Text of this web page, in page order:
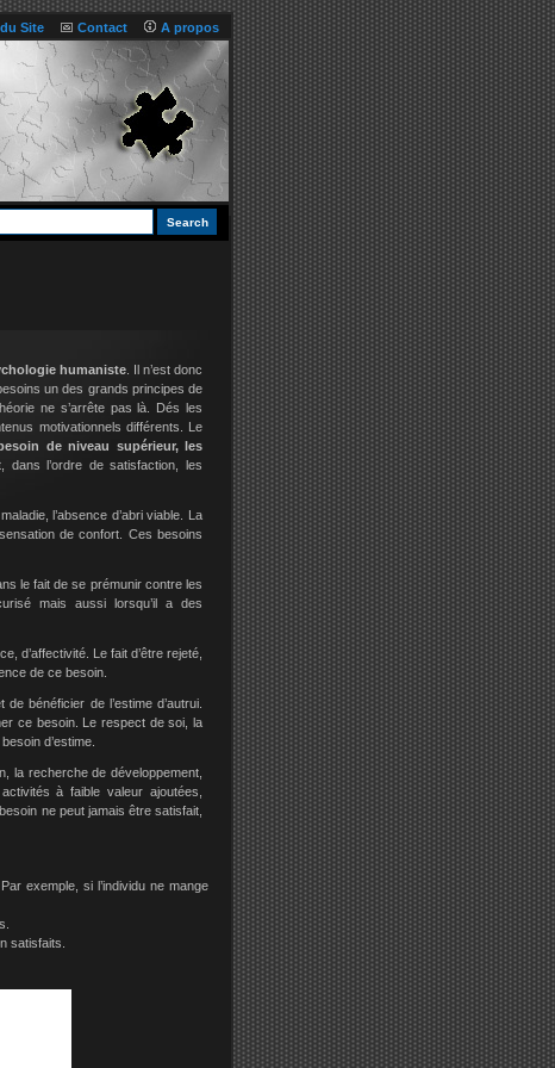
Site Contact A propos
humaniste . Il n’est donc
un des grands principes de
ne s’arrête pas là. Dés les
motivationnels différents. Le
de niveau supérieur, les
dans l’ordre de satisfaction, les
l’absence d’abri viable. La
de confort. Ces besoins
le fait de se prémunir contre les
mais aussi lorsqu’il a des
d’affectivité. Le fait d’être rejeté,
de ce besoin.
bénéficier de l’estime d’autrui.
ce besoin. Le respect de soi, la
d’estime.
la recherche de développement,
à faible valeur ajoutées,
ne peut jamais être satisfait,
exemple, si l’individu ne mange
satisfaits.